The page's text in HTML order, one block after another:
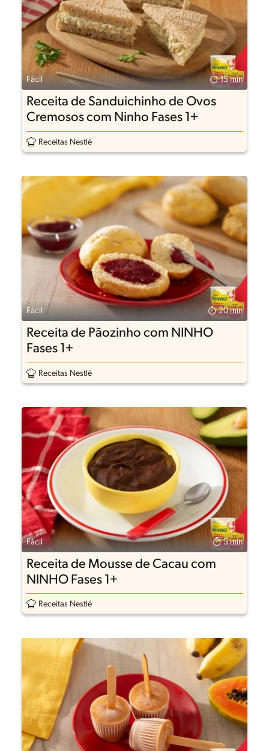
Fácil 15 min
Receita de Sanduichinho de Ovos
Cremosos com Ninho Fases 1+
Receitas Nestlé
Fácil 20 min
Receita de Pãozinho com NINHO
Fases 1+
Receitas Nestlé
Fácil 5 min
Receita de Mousse de Cacau com
NINHO Fases 1+
Receitas Nestlé